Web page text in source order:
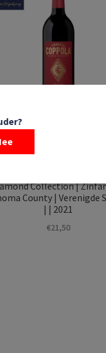
Francis Ford Coppola
Collection |
County | Verenigde
| | 2021
€21,50